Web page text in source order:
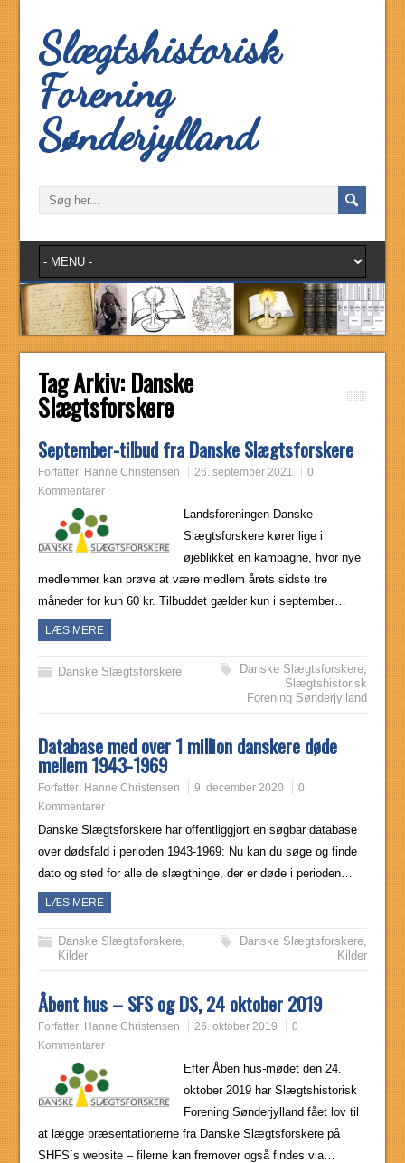
Slægtshistorisk
Forening
Sønderjylland
Tag Arkiv: Danske
Slægtsforskere
September-tilbud fra Danske Slægtsforskere
Forfatter: Hanne Christensen 26. september 2021
0
Kommentarer
Landsforeningen Danske
Slægtsforskere kører lige i
øjeblikket en kampagne, hvor nye
medlemmer kan prøve at være medlem årets sidste tre
måneder for kun 60 kr. Tilbuddet gælder kun i september…
LÆS MERE
Danske Slægtsforskere Danske Slægtsforskere,
Slægtshistorisk
Forening Sønderjylland
Database med over 1 million danskere døde
mellem 1943-1969
Forfatter: Hanne Christensen 9. december 2020
0
Kommentarer
Danske Slægtsforskere har offentliggjort en søgbar database
over dødsfald i perioden 1943-1969: Nu kan du søge og finde
dato og sted for alle de slægtninge, der er døde i perioden…
LÆS MERE
Danske Slægtsforskere
Kilder
Danske Slægtsforskere,
Kilder
Åbent hus – SFS og DS, 24 oktober 2019
Forfatter: Hanne Christensen 26. oktober 2019
0
Kommentarer
Efter Åben hus-mødet den 24.
oktober 2019 har Slægtshistorisk
Forening Sønderjylland fået lov til
at lægge præsentationerne fra Danske Slægtsforskere på
SHFS´s website – filerne kan fremover også findes via…